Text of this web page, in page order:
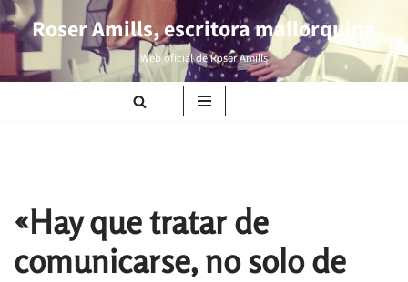
Saltar
al
Roser Amills, escritora mallorquina
Web oficial de Roser Amills
«Hay que tratar de
comunicarse, no solo de